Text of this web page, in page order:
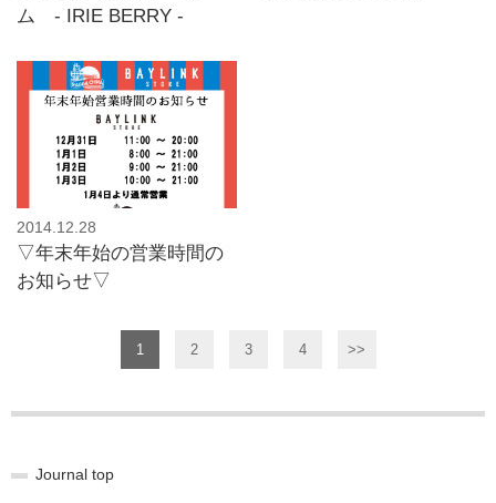
ム - IRIE BERRY -
2014.12.28
▽年末年始の営業時間の
お知らせ▽
1 2 3 4 >>
Journal top